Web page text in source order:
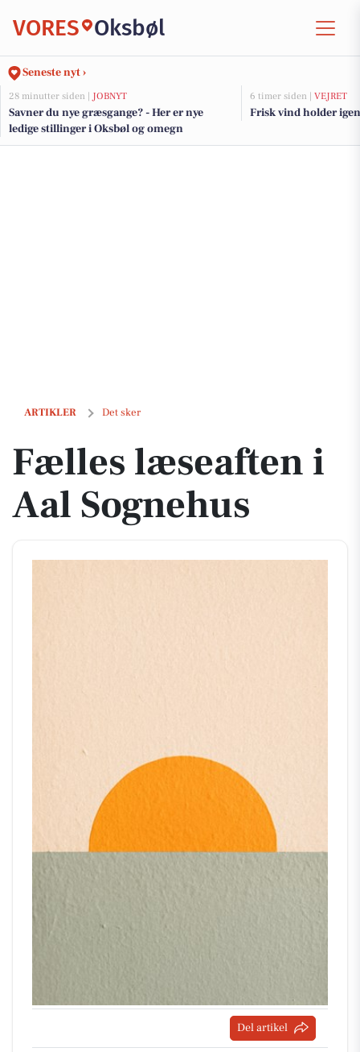
VORES Oksbøl
Seneste nyt ›
28 minutter siden | JOBNYT
Savner du nye græsgange? - Her er nye
ledige stillinger i Oksbøl og omegn
6 timer siden | VEJRET
Frisk vind holder
ARTIKLER Det sker
Fælles læseaften i Aal Sognehus
Fælles læseaften i
Aal Sognehus
Del artikel